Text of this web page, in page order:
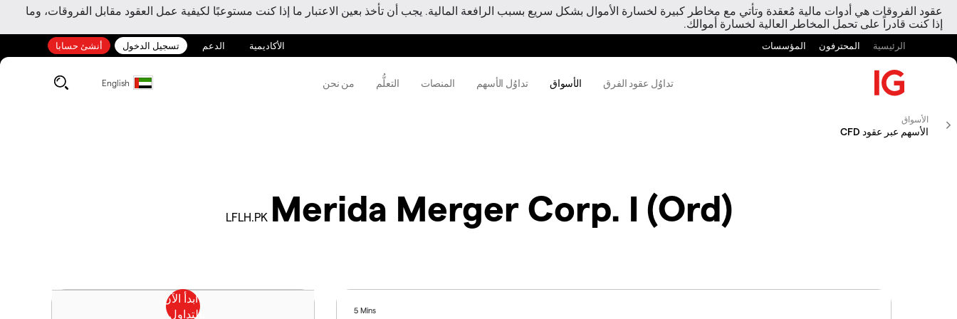
عقود الفروقات هي أدوات مالية مُعقدة وتأتي مع مخاطر كبيرة لخسارة الأموال بشكل سريع بسبب الرافعة المالية. يجب أن تأخذ بعين الاعتبار ما إذا كنت مستوعبًا لكيفية عمل العقود مقابل الفروقات، وما
إذا كنت قادراً على تحمل المخاطر العالية لخسارة أموالك.
الرئيسية المحترفون المؤسسات الأكاديمية الدعم تسجيل الدخول أنشئ حسابا
تداوُل عقود الفرق الأسواق تداوُل الأسهم المنصات التعلُّم من نحن English
الأسواق
الأسهم عبر عقود CFD
Merida Merger Corp. I (Ord)
LFLH.PK
5 Mins